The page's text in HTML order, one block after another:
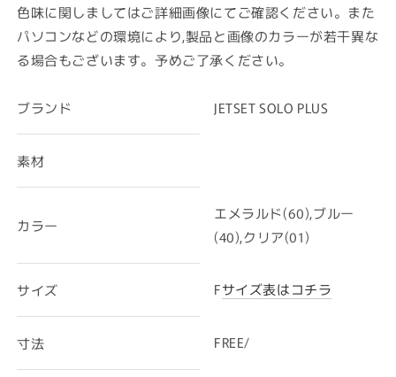
色味に関しましてはご詳細画像にてご確認ください。また
パソコンなどの環境により,製品と画像のカラーが若干異な
る場合もございます。予めご了承ください。
ブランド JETSET SOLO PLUS
素材
カラー
エメラルド(60),ブルー
(40),クリア(01)
サイズ Fサイズ表はコチラ
寸法 FREE/